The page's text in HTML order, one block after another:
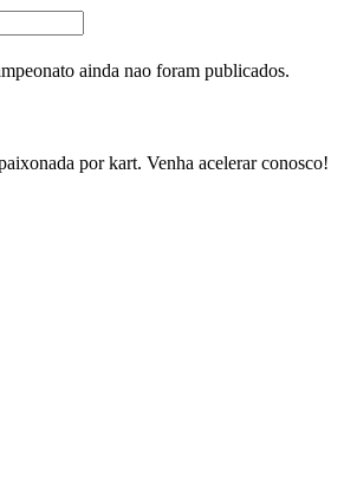
ainda nao foram publicados.
por kart. Venha acelerar conosco!